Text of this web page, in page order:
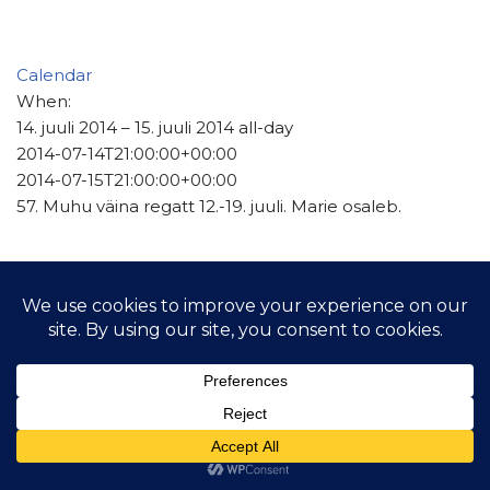
Calendar
When:
14. juuli 2014 – 15. juuli 2014 all-day
2014-07-14T21:00:00+00:00
2014-07-15T21:00:00+00:00
57. Muhu väina regatt 12.-19. juuli. Marie osaleb.
© 2021 Hiiu Purjelaeva Selts MTÜ